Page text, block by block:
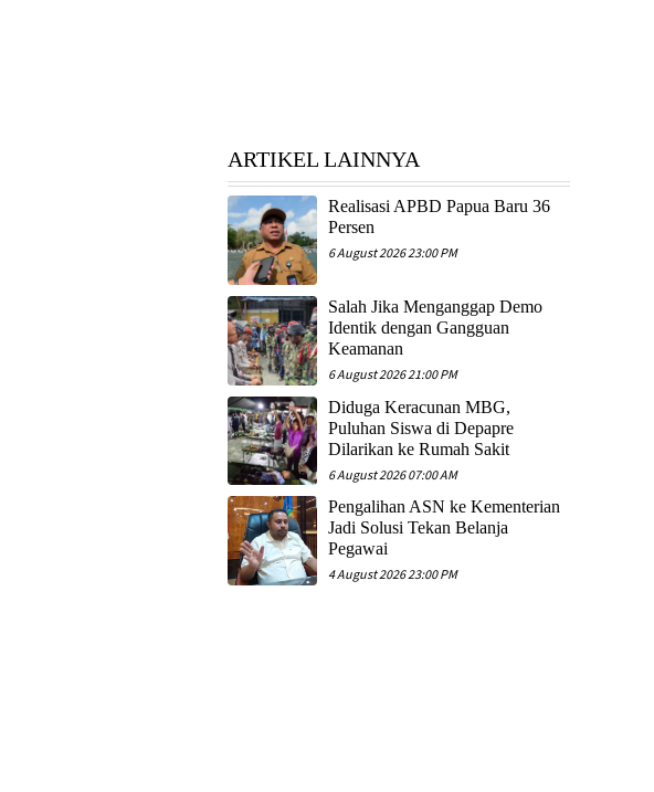
ARTIKEL LAINNYA
Realisasi APBD Papua Baru 36
Persen
6 August 2026 23:00 PM
Salah Jika Menganggap Demo
Identik dengan Gangguan
Keamanan
6 August 2026 21:00 PM
Diduga Keracunan MBG,
Puluhan Siswa di Depapre
Dilarikan ke Rumah Sakit
6 August 2026 07:00 AM
Pengalihan ASN ke Kementerian
Jadi Solusi Tekan Belanja
Pegawai
4 August 2026 23:00 PM